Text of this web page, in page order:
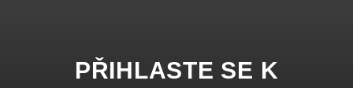
PŘIHLASTE SE K